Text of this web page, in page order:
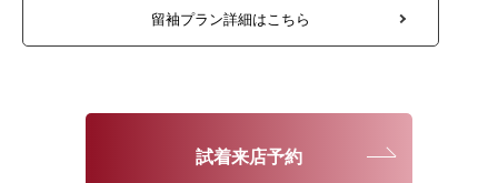
留袖プラン詳細はこちら
試着来店予約